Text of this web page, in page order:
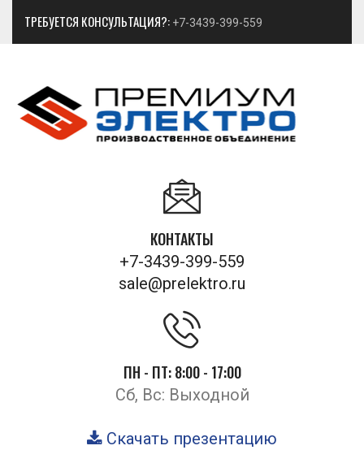
ТРЕБУЕТСЯ КОНСУЛЬТАЦИЯ?: +7-3439-399-559
КОНТАКТЫ
+7-3439-399-559
sale@prelektro.ru
ПН - ПТ: 8:00 - 17:00
Сб, Вс: Выходной
Скачать презентацию